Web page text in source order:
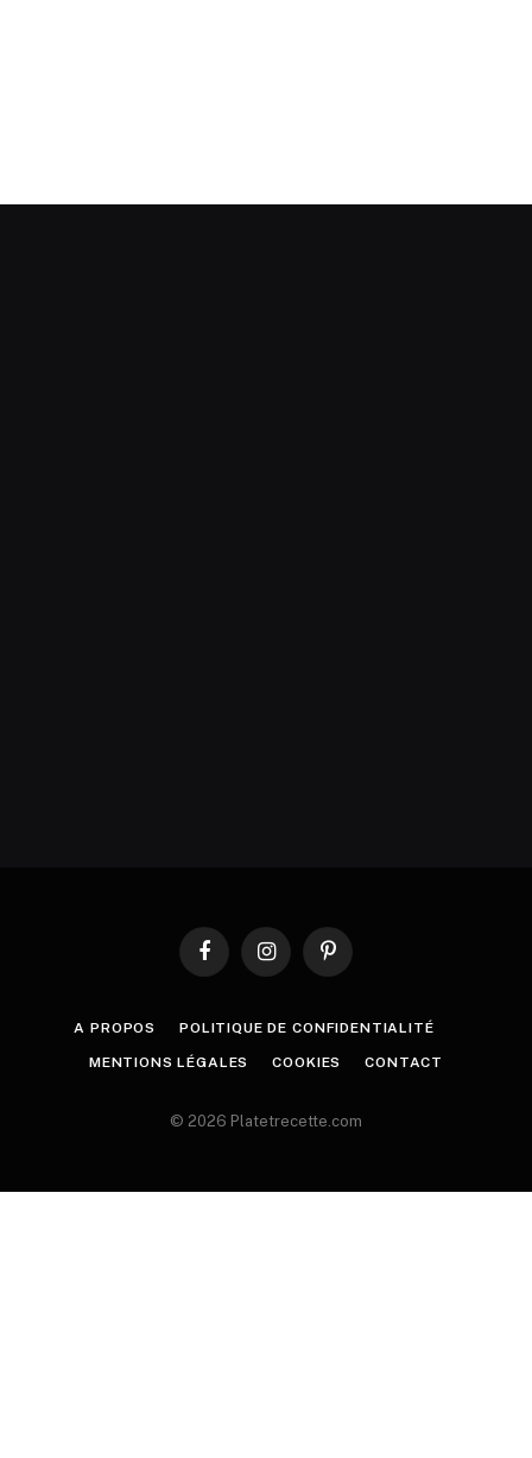
FacebookInstagramPinterest
A PROPOS POLITIQUE DE CONFIDENTIALITÉ
MENTIONS LÉGALES COOKIES CONTACT
© 2026 Platetrecette.com